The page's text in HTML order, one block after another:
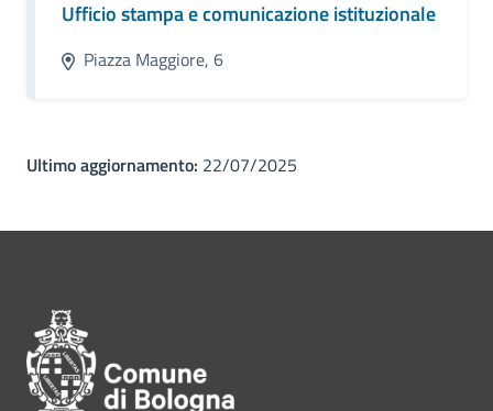
Ufficio stampa e comunicazione istituzionale
Piazza Maggiore, 6
Ultimo aggiornamento: 22/07/2025